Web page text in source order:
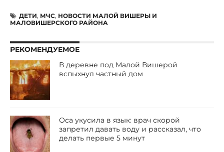
ДЕТИ, МЧС, НОВОСТИ МАЛОЙ ВИШЕРЫ И
МАЛОВИШЕРСКОГО РАЙОНА
РЕКОМЕНДУЕМОЕ
В деревне под Малой Вишерой
вспыхнул частный дом
Оса укусила в язык: врач скорой
запретил давать воду и рассказал, что
делать первые 5 минут